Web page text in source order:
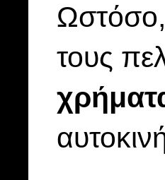
Ωστόσο,
τους